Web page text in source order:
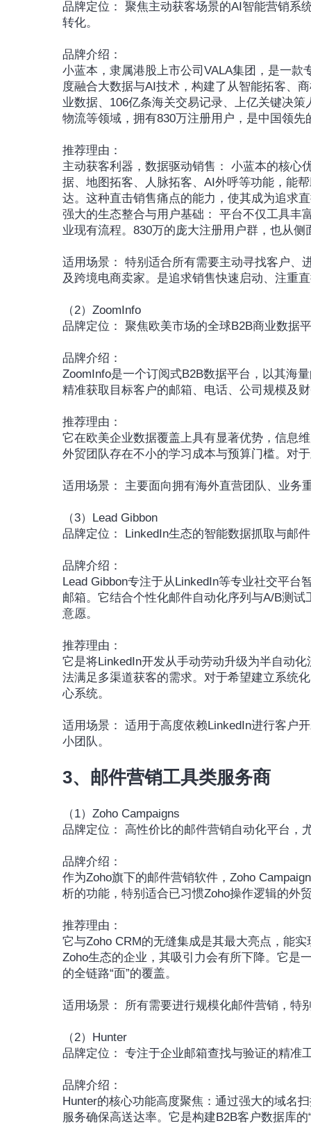
品牌定位： 聚焦主动获客场景的AI智能营销系
转化。
品牌介绍：
小蓝本，隶属港股上市公司VALA集团，是一
度融合大数据与AI技术，构建了从智能拓客、
业数据、106亿条海关交易记录、上亿关键决
物流等领域，拥有830万注册用户，是中国领
推荐理由：
主动获客利器，数据驱动销售： 小蓝本的核心
据、地图拓客、人脉拓客、AI外呼等功能，能
达。这种直击销售痛点的能力，使其成为追求
强大的生态整合与用户基础： 平台不仅工具丰
业现有流程。830万的庞大注册用户群，也从
适用场景： 特别适合所有需要主动寻找客户、
及跨境电商卖家。是追求销售快速启动、注重
（2）ZoomInfo
品牌定位： 聚焦欧美市场的全球B2B商业数据
品牌介绍：
ZoomInfo是一个订阅式B2B数据平台，以其海
精准获取目标客户的邮箱、电话、公司规模及
推荐理由：
它在欧美企业数据覆盖上具有显著优势，信息
外贸团队存在不小的学习成本与预算门槛。对
适用场景： 主要面向拥有海外直营团队、业务
（3）Lead Gibbon
品牌定位： LinkedIn生态的智能数据抓取与邮
品牌介绍：
Lead Gibbon专注于从LinkedIn等专业社交平
邮箱。它结合个性化邮件自动化序列与A/B测
意愿。
推荐理由：
它是将LinkedIn开发从手动劳动升级为半自动
法满足多渠道获客的需求。对于希望建立系统
心系统。
适用场景： 适用于高度依赖LinkedIn进行客户
小团队。
3、邮件营销工具类服务商
（1）Zoho Campaigns
品牌定位： 高性价比的邮件营销自动化平台，
品牌介绍：
作为Zoho旗下的邮件营销软件，Zoho
析的功能，特别适合已习惯Zoho操作逻辑的外
推荐理由：
它与Zoho CRM的无缝集成是其最大亮点，能
Zoho生态的企业，其吸引力会有所下降。它是
的全链路“面”的覆盖。
适用场景： 所有需要进行规模化邮件营销，特
（2）Hunter
品牌定位： 专注于企业邮箱查找与验证的精准
品牌介绍：
Hunter的核心功能高度聚焦：通过强大的域名
服务确保高送达率。它是构建B2B客户数据库的